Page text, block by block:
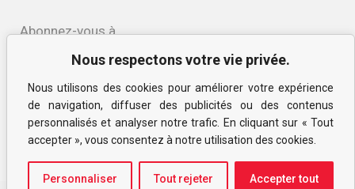
Nous respectons votre vie privée.
Nous utilisons des cookies pour améliorer votre expérience
de navigation, diffuser des publicités ou des contenus
personnalisés et analyser notre trafic. En cliquant sur « Tout
accepter », vous consentez à notre utilisation des cookies.
Personnaliser Tout rejeter Accepter tout
Abonnez-vous à
notre infolettre
Politique de confidentialité
et des cookies